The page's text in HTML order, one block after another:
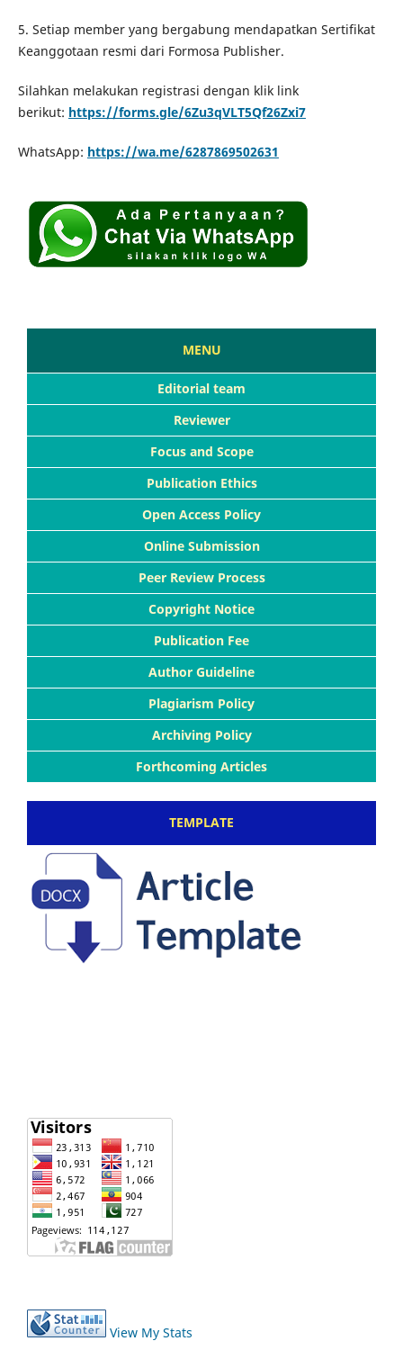
5. Setiap member yang bergabung mendapatkan Sertifikat
Keanggotaan resmi dari Formosa Publisher.
Silahkan melakukan registrasi dengan klik link
berikut: https://forms.gle/6Zu3qVLT5Qf26Zxi7
WhatsApp: https://wa.me/6287869502631
MENU
Editorial team
Reviewer
Focus and Scope
Publication Ethics
Open Access Policy
Online Submission
Peer Review Process
Copyright Notice
Publication Fee
Author Guideline
Plagiarism Policy
Archiving Policy
Forthcoming Articles
TEMPLATE
View My Stats